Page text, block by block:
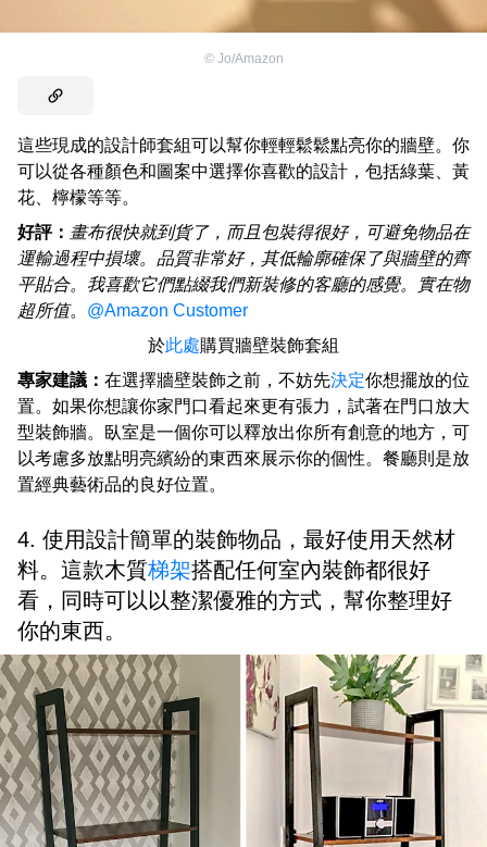
© Jo/Amazon
這些現成的設計師套組可以幫你輕輕鬆鬆點亮你的牆壁。你
可以從各種顏色和圖案中選擇你喜歡的設計，包括綠葉、黃
花、檸檬等等。
好評： 畫布很快就到貨了，而且包裝得很好，可避免物品在
運輸過程中損壞。品質非常好，其低輪廓確保了與牆壁的齊
平貼合。我喜歡它們點綴我們新裝修的客廳的感覺。實在物
超所值。 @Amazon Customer
於此處購買牆壁裝飾套組
專家建議： 在選擇牆壁裝飾之前，不妨先決定你想擺放的位
置。如果你想讓你家門口看起來更有張力，試著在門口放大
型裝飾牆。臥室是一個你可以釋放出你所有創意的地方，可
以考慮多放點明亮繽紛的東西來展示你的個性。餐廳則是放
置經典藝術品的良好位置。
4. 使用設計簡單的裝飾物品，最好使用天然材
料。這款木質梯架搭配任何室內裝飾都很好
看，同時可以以整潔優雅的方式，幫你整理好
你的東西。